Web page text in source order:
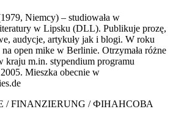
Niemcy) – studiowała w
w Lipsku (DLL). Publikuje prozę,
audycje, artykuły jak i blogi. W roku
na open mike w Berlinie. Otrzymała różne
kraju m.in. stypendium programu
Mieszka obecnie w
/ FINANZIERUNG / ФІНАНСОВА